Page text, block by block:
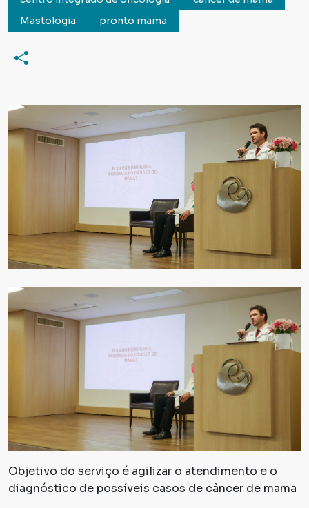
Mastologia
pronto mama
Objetivo do serviço é agilizar o atendimento e o
diagnóstico de possíveis casos de câncer de mama